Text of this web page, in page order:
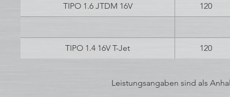
TIPO 1.6 JTDM 16V 120
TIPO 1.4 16V T-Jet 120
Leistungsangaben sind als